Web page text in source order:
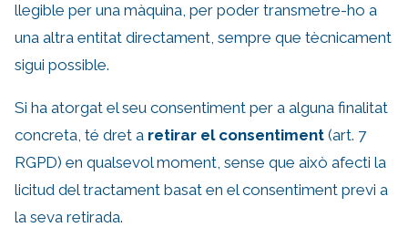
llegible per una màquina, per poder transmetre-ho a
una altra entitat directament, sempre que tècnicament
sigui possible.
Si ha atorgat el seu consentiment per a alguna finalitat
concreta, té dret a retirar el consentiment (art. 7
RGPD) en qualsevol moment, sense que això afecti la
licitud del tractament basat en el consentiment previ a
la seva retirada.